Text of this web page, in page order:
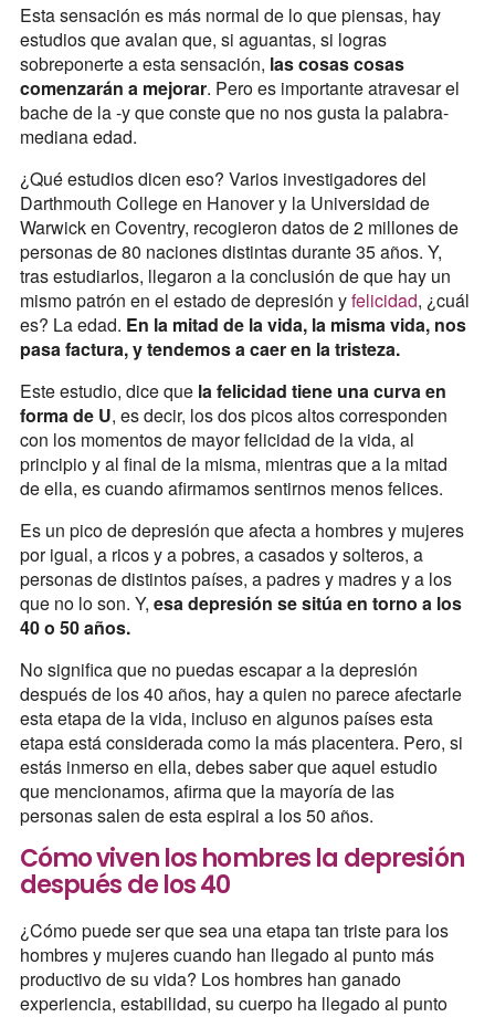
Esta sensación es más normal de lo que piensas, hay
estudios que avalan que, si aguantas, si logras
sobreponerte a esta sensación, las cosas cosas
comenzarán a mejorar. Pero es importante atravesar el
bache de la -y que conste que no nos gusta la palabra-
mediana edad.
¿Qué estudios dicen eso? Varios investigadores del
Darthmouth College en Hanover y la Universidad de
Warwick en Coventry, recogieron datos de 2 millones de
personas de 80 naciones distintas durante 35 años. Y,
tras estudiarlos, llegaron a la conclusión de que hay un
mismo patrón en el estado de depresión yfelicidad, ¿cuál
es? La edad. En la mitad de la vida, la misma vida, nos
pasa factura, y tendemos a caer en la tristeza.
Este estudio, dice quela felicidad tiene una curva en
forma de U, es decir, los dos picos altos corresponden
con los momentos de mayor felicidad de la vida, al
principio y al final de la misma, mientras que a la mitad
de ella, es cuando afirmamos sentirnos menos felices.
Es un pico de depresión que afecta a hombres y mujeres
por igual, a ricos y a pobres, a casados y solteros, a
personas de distintos países, a padres y madres y a los
que no lo son. Y, esa depresión se sitúa en torno a los
40 o 50 años.
No significa que no puedas escapar a la depresión
después de los 40 años, hay a quien no parece afectarle
esta etapa de la vida, incluso en algunos países esta
etapa está considerada como la más placentera. Pero, si
estás inmerso en ella, debes saber que aquel estudio
que mencionamos, afirma que la mayoría de las
personas salen de esta espiral a los 50 años.
Cómo viven los hombres la depresión
después de los 40
¿Cómo puede ser que sea una etapa tan triste para los
hombres y mujeres cuando han llegado al punto más
productivo de su vida? Los hombres han ganado
experiencia, estabilidad, su cuerpo ha llegado al punto